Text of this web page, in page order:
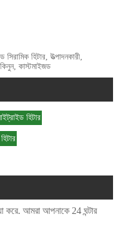
হিটার, উত্পাদনকারী,
কিনুন, কাস্টমাইজড
হিটার
করে. আমরা আপনাকে 24 ঘন্টার